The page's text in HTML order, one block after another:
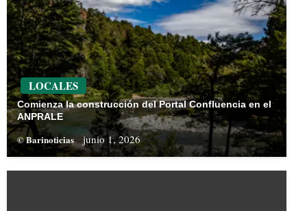
LOCALES
Comienza la construcción del Portal Confluencia en el
ANPRALE
© Barinoticias junio 1, 2026